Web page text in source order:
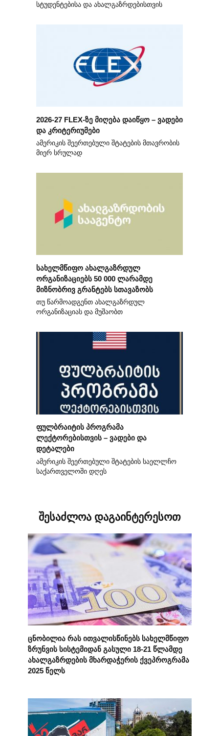
სტუდენტებისა და ახალგაზრდებისთვის
2026-27 FLEX-ზე მიღება დაიწყო – ვადები
და კრიტერიუმები
ამერიკის შეერთებული შტატების მთავრობის
მიერ სრულად
სახელმწიფო ახალგაზრდულ
ორგანიზაციებს 50 000 ლარამდე
მიზნობრივ გრანტებს სთავაზობს
თუ წარმოადგენთ ახალგაზრდულ
ორგანიზაციას და მუშაობთ
ფულბრაიტის პროგრამა
ლექტორებისთვის – ვადები და
დეტალები
ამერიკის შეერთებული შტატების საელლჩო
საქართველოში დღეს
შესაძლოა დაგაინტერესოთ
ცნობილია რას ითვალისწინებს სახელმწიფო
ზრუნვის სისტემიდან გასული 18-21 წლამდე
ახალგაზრდების მხარდაჭერის ქვეპროგრამა
2025 წელს